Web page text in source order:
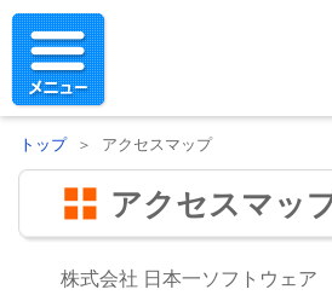
トップ＞ アクセスマップ
アクセスマッ
株式会社 日本一ソフトウェア